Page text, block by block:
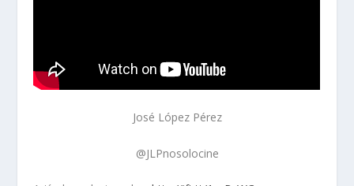
José López Pérez
@JLPnosolocine